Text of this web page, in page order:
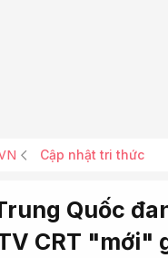
Cập nhật tri thức
Quốc
CRT "mới"